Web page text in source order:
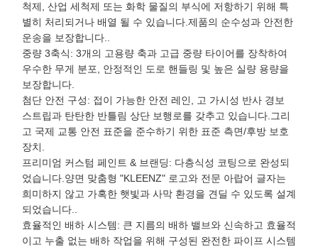
척제, 산업 세척제 또는 화학 물질의 부식에 저항하기 위해 특
별히 처리되거나 배열 될 수 있습니다.제품의 순수성과 안전한
운송을 보장합니다..
중량 3축식: 3개의 고용량 축과 고급 중량 타이어를 장착하여
우수한 무게 분포, 안정적인 도로 핸들링 및 높은 실량 용량을
보장합니다.
첨단 안전 구성: 접이 가능한 안전 레인, 고 가시성 반사 경보
스트립과 탄탄한 반틀림 상단 보행로를 갖추고 있습니다.그리
고 국제 교통 안전 표준을 준수하기 위한 표준 측면/후방 보호
장치.
프리미엄 커스텀 페인트 & 브랜딩: 다층식성 코팅으로 완성되
었습니다.양면 맞춤형 "KLEENZ" 로고와 전문 아랍어 글자는
희미하지 않고 가혹한 햇빛과 사막 환경을 견딜 수 있도록 설계
되었습니다..
효율적인 배하 시스템: 큰 지름의 배하 밸브와 신속하고 효율적
이고 누출 없는 배하 작업을 위해 구성된 완전한 파이프 시스템